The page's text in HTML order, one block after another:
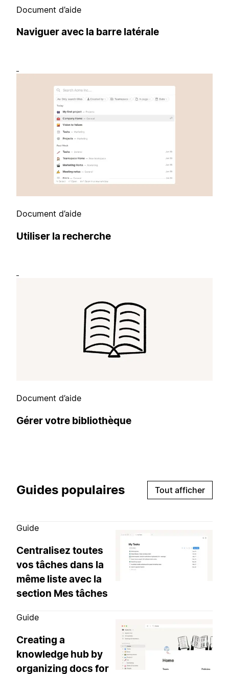
Document d’aide
Naviguer avec la barre latérale
Document d’aide
Utiliser la recherche
Document d’aide
Gérer votre bibliothèque
Guides populaires Tout afficher
Guide
Centralisez toutes
vos tâches dans la
même liste avec la
section Mes tâches
Guide
Creating a
knowledge hub by
organizing docs for